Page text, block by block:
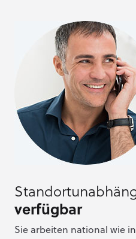
verfügbar
Sie arbeiten national wie